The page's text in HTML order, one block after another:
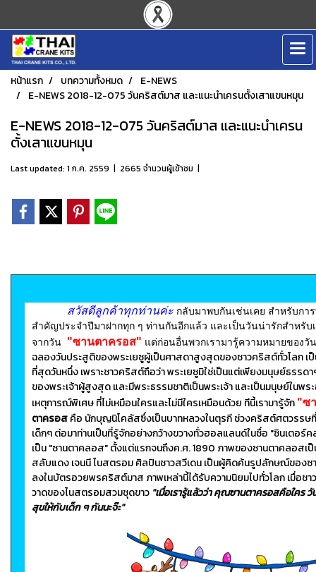
หน้าแรก บทความทั้งหมด
E-NEWS
E-NEWS 2018-12-075 วันคริสต์มาส และแนะนำเครนตั้งเสาแขนหมุน
E-NEWS 2018-12-075 วันคริสต์มาส และแนะนำเครน
ตั้งเสาแขนหมุน
Last updated: 1 ก.ค. 2559 | 2665 จำนวนผู้เข้าชม |
สวัสดีลูกค้าทุกท่านค่ะ กลับมาพบกันเช่นเคย สำหรับกา
สำคัญประจำปีมาฝากทุก ๆ ท่านกันอีกแล้ว และเป็นวันน่ารักสำหรั
จากวัน "ซานตาครอส" แต่ก่อนอื่นพวกเรามารู้ความหมายของ
ฉลองวันประสูติของพระเยซูผู้เป็นศาสดาสูงสุดของชาวคริสต์ทั่วโลก เ
ที่สุดวันหนึ่ง เพราะชาวคริสต์ถือว่า พระเยซูมิใช่เป็นแต่เพียงมนุษย์ธรรด
ของพระเจ้าผู้สูงสุด และมีพระธรรมชาติเป็นพระเจ้า และเป็นมนุษย์ในพ
เหตุการณ์พิเศษ ที่ไม่เหมือนใครและไม่มีใครเหมือนด้วย ทีนี้เรามารู้จัก "ซ
ตาครอสคือ นักบุญนิโคลัสซึ่งเป็นบาทหลวงในตุรกี ช่วงคริสต์ศตวรรษที่
เด็กๆต่อมาท่านเป็นที่รู้จักอย่างกว้างขวางทั่วฮอลแลนด์ในชื่อ "ซินเตอร์
เป็น"ซานตาคลอส"ตั้งแต่แรกจนถึงค.ศ. 1890 ภาพของซานตาคลอสเ
สลับแดง เจนนี ไนสตรอม ศิลปินชาวสวีเดน เป็นผู้คิดค้นรูปลักษณ์ของซ
ลงในบัตรอวยพรคริสต์มาส ภาพเหล่านี้ได้รับความนิยมไปทั่วโลก เมื่อ
วาดของไนสตรอมสวมชุดขาว "เมื่อเรารู้แล้วว่า คุณซานตาครอสคือใคร
สุขให้กับเด็ก ๆ กันนะจ๊ะ"